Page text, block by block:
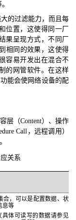
的过滤能力，而且每
位置，这使得同一厂
果呈现方式，不同厂
相同的效果，这使得
容易开发出在混合不
的网管软件。在这样
功能会使网络设备的配
层（Content）、操作
Call ，远程调用）
关系
合，可以是配置数据、状
息等
具体可读写的数据请参见